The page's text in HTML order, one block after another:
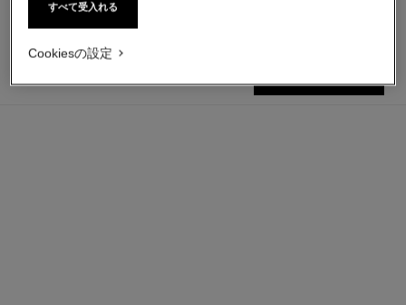
すべて受入れる
Cookiesの設定